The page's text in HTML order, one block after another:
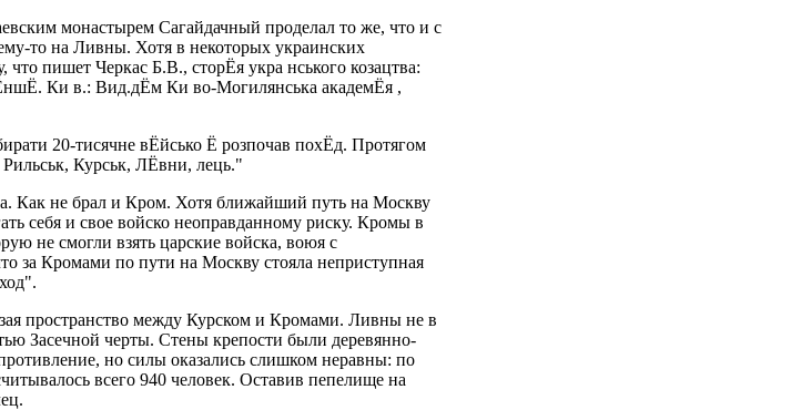
монастырем Сагайдачный проделал то же, что и с
то на Ливны. Хотя в некоторых украинских
пишет Черкас Б.В., сторЁя укра нського козацтва:
Ки в.: Вид.дЁм Ки во-Могилянська академЁя ,
20-тисячне вЁйсько Ё розпочав похЁд. Протягом
Курськ, ЛЁвни, лець."
Как не брал и Кром. Хотя ближайший путь на Москву
себя и свое войско неоправданному риску. Кромы в
не смогли взять царские войска, воюя с
за Кромами по пути на Москву стояла неприступная
пространство между Курском и Кромами. Ливны не в
Засечной черты. Стены крепости были деревянно-
но силы оказались слишком неравны: по
всего 940 человек. Оставив пепелище на